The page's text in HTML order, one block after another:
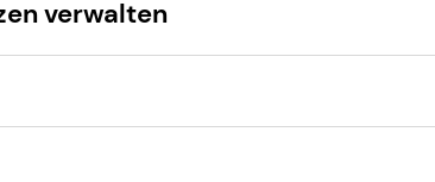
verwalten